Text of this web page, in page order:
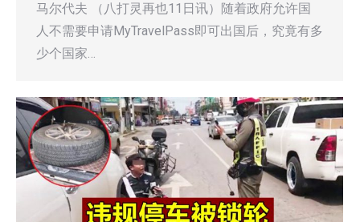
马尔代夫 （八打灵再也11日讯）随着政府允许国
人不需要申请MyTravelPass即可出国后，究竟有多
少个国家…